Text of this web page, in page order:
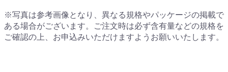
※写真は参考画像となり、異なる規格やパッケージの掲載で
ある場合がございます。ご注文時は必ず含有量などの規格を
ご確認の上、お申込みいただけますようお願いいたします。